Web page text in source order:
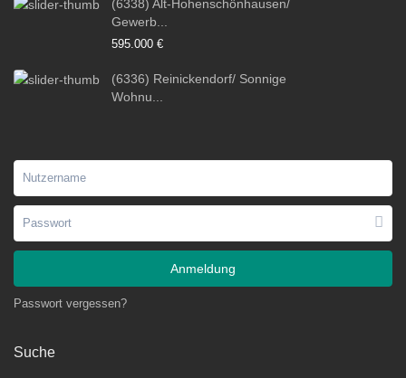
(6338) Alt-Hohenschönhausen/
Gewerb...
595.000 €
(6336) Reinickendorf/ Sonnige
Wohnu...
Anmeldung
Passwort vergessen?
Suche